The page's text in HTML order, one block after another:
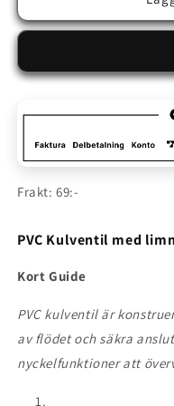
Kulventil
med
med
Frakt: 69:-
PVC Kulventil med
Kort Guide
PVC kulventil är
av flödet och säkra
nyckelfunktioner att